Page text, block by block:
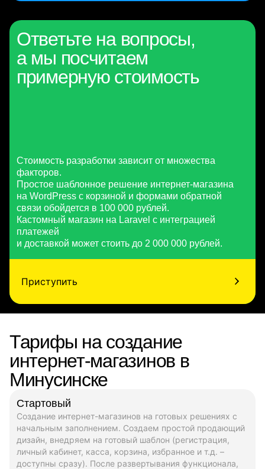
Ответьте на вопросы,
а мы посчитаем
примерную стоимость
Стоимость разработки зависит от множества
факторов.
Простое шаблонное решение интернет-магазина
на WordPress с корзиной и формами обратной
связи обойдется в 100 000 рублей.
Кастомный магазин на Laravel с интеграцией
платежей
и доставкой может стоить до 2 000 000 рублей.
Приступить
Тарифы на создание
интернет-магазинов в
Минусинске
Стартовый
Создание интернет-магазинов на готовых решениях с
начальным заполнением. Создаем простой продающий
дизайн, внедряем на готовый шаблон (регистрация,
личный кабинет, касса, корзина, избранное и т.д. –
доступны сразу). После развертывания функционала,